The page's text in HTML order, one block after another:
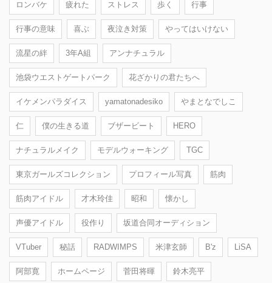
ロンバケ 疲れた ストレス 歩く 行事
行事の意味 喜ぶ 夜泣き対策 やってはいけない
流星の絆 3年A組 アンナチュラル
池袋ウエストゲートパーク 花ざかりの君たちへ
イケメンパラダイス yamatonadesiko やまとなでしこ
仁 僕の生きる道 ブザービート HERO
ナチュラルメイク モデルウォーキング TGC
東京ガールズコレクション プロフィール写真 筋肉
筋肉アイドル 才木玲佳 昭和 懐かし
声優アイドル 役作り 坂道合同オーディション
VTuber 秘話 RADWIMPS 米津玄師 B'z LiSA
阿部寛 ホームページ 菅田将暉 鈴木亮平